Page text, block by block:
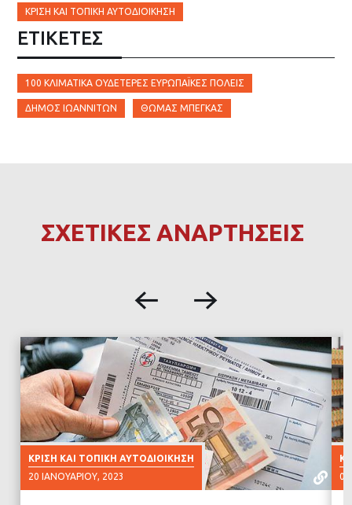
ΚΡΊΣΗ ΚΑΙ ΤΟΠΙΚΉ ΑΥΤΟΔΙΟΊΚΗΣΗ
ΕΤΙΚΈΤΕΣ
100 ΚΛΙΜΑΤΙΚΆ ΟΥΔΈΤΕΡΕΣ ΕΥΡΩΠΑΪΚΈΣ ΠΌΛΕΙΣ
ΔΉΜΟΣ ΙΩΑΝΝΙΤΏΝ ΘΩΜΆΣ ΜΠΈΓΚΑΣ
ΣΧΕΤΙΚΕΣ ΑΝΑΡΤΗΣΕΙΣ
ΚΡΊΣΗ ΚΑΙ ΤΟΠΙΚΉ ΑΥΤΟΔΙΟΊΚΗΣΗ
20 ΙΑΝΟΥΑΡΊΟΥ, 2023